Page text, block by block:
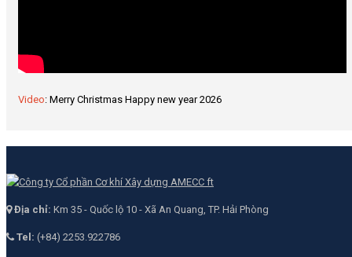
Video: Merry Christmas Happy new year 2026
Địa chỉ: Km 35 - Quốc lộ 10 - Xã An Quang, TP. Hải Phòng
Tel: (+84) 2253.922786